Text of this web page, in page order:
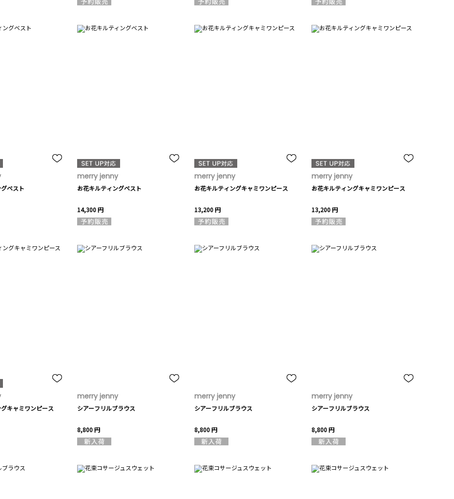
ベスト
merry jenny
お花キルティングベスト
14,300 円
merry jenny
お花キルティングキャミワンピース
13,200 円
merry jenny
お花キルティングキャミワンピース
13,200 円
キャミワンピース
merry jenny
シアーフリルブラウス
8,800 円
merry jenny
シアーフリルブラウス
8,800 円
merry jenny
シアーフリルブラウス
8,800 円